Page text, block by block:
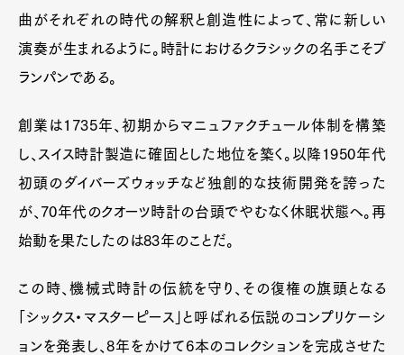
曲がそれぞれの時代の解釈と創造性によって、常に新しい
演奏が生まれるように。時計におけるクラシックの名手こそブ
ランパンである。
創業は1735年、初期からマニュファクチュール体制を構築
し、スイス時計製造に確固とした地位を築く。以降1950年代
初頭のダイバーズウォッチなど独創的な技術開発を誇った
が、70年代のクオーツ時計の台頭でやむなく休眠状態へ。再
始動を果たしたのは83年のことだ。
この時、機械式時計の伝統を守り、その復権の旗頭となる
「シックス・マスターピース」と呼ばれる伝説のコンプリケーシ
ョンを発表し、8年をかけて6本のコレクションを完成させた